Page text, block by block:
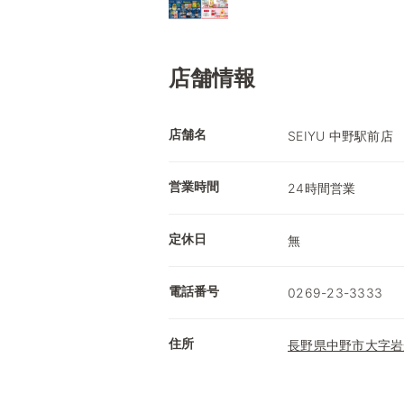
店舗情報
店舗名 SEIYU 中野駅前店
営業時間 24時間営業
定休日 無
電話番号 0269-23-3333
住所 長野県中野市大字